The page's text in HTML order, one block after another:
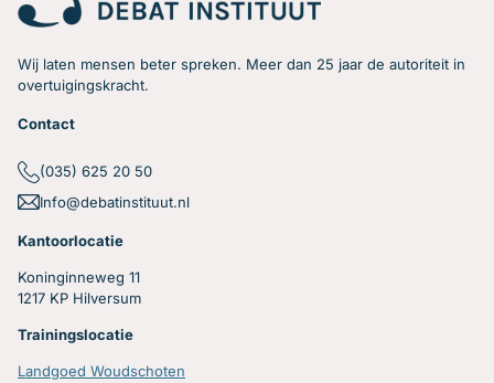
Wij laten mensen beter spreken. Meer dan 25 jaar de autoriteit in
overtuigingskracht.
Contact
(035) 625 20 50
Info@debatinstituut.nl
Kantoorlocatie
Koninginneweg 11
1217 KP Hilversum
Trainingslocatie
Landgoed Woudschoten